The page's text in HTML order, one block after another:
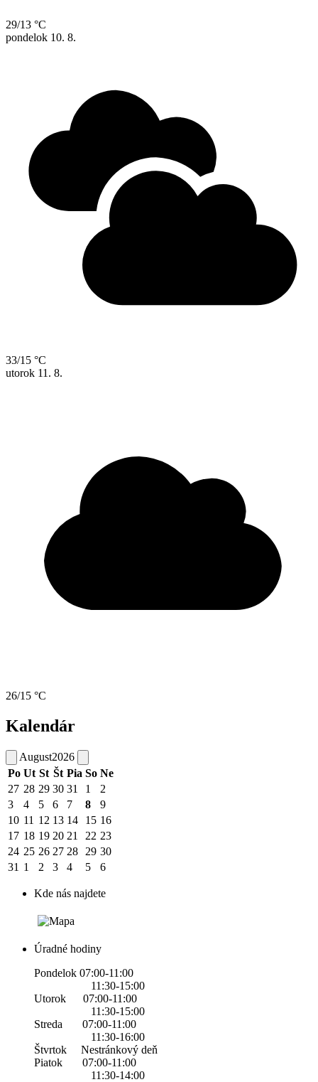
29/13 °C
pondelok 10. 8.
33/15 °C
utorok 11. 8.
26/15 °C
Kalendár
August2026
Po Ut St Št Pia So Ne
27 28 29 30 31 1
2
3
4 5 6 7 8
9
10 11 12 13 14 15 16
17 18 19 20 21 22 23
24 25 26 27 28 29 30
31 1 2 3 4 5 6
Kde nás najdete
Úradné hodiny
Pondelok 07:00-11:00
11:30-15:00
Utorok 07:00-11:00
11:30-15:00
Streda 07:00-11:00
11:30-16:00
Štvrtok Nestránkový deň
Piatok 07:00-11:00
11:30-14:00